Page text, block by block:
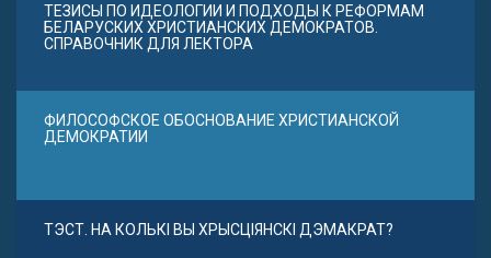
ТЕЗИСЫ ПО ИДЕОЛОГИИ И ПОДХОДЫ К РЕФОРМАМ
БЕЛАРУСКИХ ХРИСТИАНСКИХ ДЕМОКРАТОВ.
СПРАВОЧНИК ДЛЯ ЛЕКТОРА
ФИЛОСОФСКОЕ ОБОСНОВАНИЕ ХРИСТИАНСКОЙ
ДЕМОКРАТИИ
ТЭСТ. НА КОЛЬКІ ВЫ ХРЫСЦІЯНСКІ ДЭМАКРАТ?